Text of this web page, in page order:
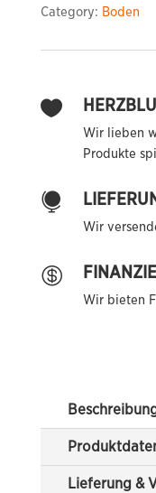
Category: Boden

Wir lieben
Produkte

Wir

Wir bieten
Lieferung &